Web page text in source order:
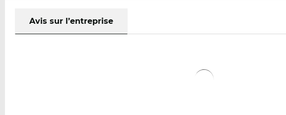
Avis sur l’entreprise